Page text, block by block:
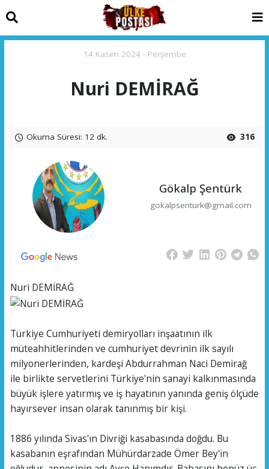
14 Kasım 2024 - Perşembe
Nuri DEMİRAĞ
Okuma Süresi: 12 dk. 316
Gökalp Şentürk
gokalpsenturk@gmail.com
Nuri DEMİRAĞ
Türkiye Cumhuriyeti demiryolları inşaatının ilk
müteahhitlerinden ve cumhuriyet devrinin ilk sayılı
milyonerlerinden, kardeşi Abdurrahman Naci Demirağ
ile birlikte servetlerini Türkiye'nin sanayi kalkınmasında
büyük işlere yatırmış ve iş hayatının yanında geniş ölçüde
hayırsever insan olarak tanınmış bir kişi.
1886 yılında Sivas'ın Divriği kasabasında doğdu. Bu
kasabanın eşrafından Mühürdarzade Ömer Bey'in